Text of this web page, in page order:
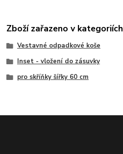
Zboží zařazeno v kategoriích
Vestavné odpadkové koše
Inset - vložení do zásuvky
pro skříňky šířky 60 cm